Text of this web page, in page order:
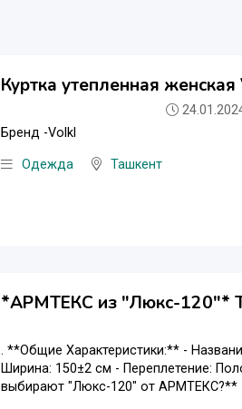
Куртка утепленная
Бренд -Volkl
Одежда Ташкент
*АРМТЕКС из "Люкс-120"*
. **Общие Характеристики:** -
Ширина: 150±2 см - Переплетение:
выбирают "Люкс-120" от АРМТЕКС?**